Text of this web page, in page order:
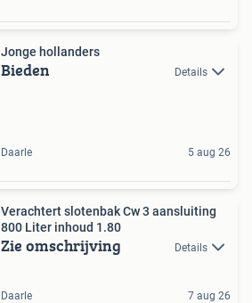
Jonge hollanders
Bieden Details
Daarle 5 aug 26
Verachtert slotenbak Cw 3 aansluiting
800 Liter inhoud 1.80
Zie omschrijving Details
Daarle 7 aug 26